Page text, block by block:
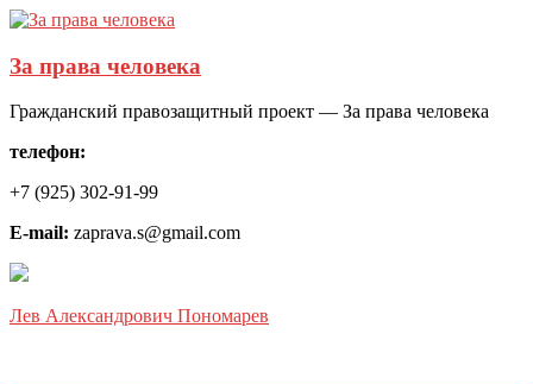
За права человека
Гражданский правозащитный проект — За права человека
телефон:
+7 (925) 302-91-99
E-mail: zaprava.s@gmail.com
Лев Александрович Пономарев